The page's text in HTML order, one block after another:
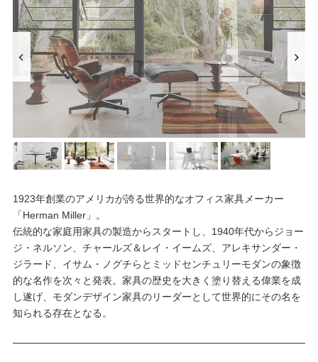
1923年創業のアメリカが誇る世界的なオフィス家具メーカー
「Herman Miller」。
伝統的な家庭用家具の製造からスタートし、1940年代からジョー
ジ・ネルソン、チャールズ＆レイ・イームズ、アレキサンダー・
ジラード、イサム・ノグチらとミッドセンチュリーモダンの象徴
的な名作を次々と発表。家具の歴史を大きく塗り替える偉業を成
し遂げ、モダンデザイン家具のリーダーとして世界的にその名を
知られる存在となる。